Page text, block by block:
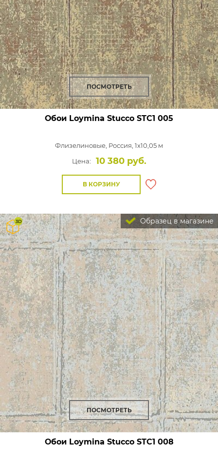
ПОСМОТРЕТЬ
Обои Loymina Stucco STC1 005
Флизелиновые, Россия, 1x10,05 м
Цена:
10 380 руб.
В КОРЗИНУ
Образец в магазине
ПОСМОТРЕТЬ
Обои Loymina StuccoSTC1 008